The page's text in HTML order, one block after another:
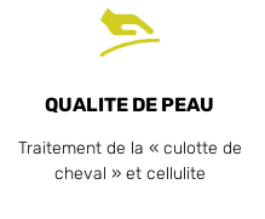
QUALITE DE PEAU
Traitement de la « culotte de
cheval » et cellulite